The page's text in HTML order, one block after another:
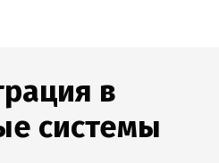
в
системы